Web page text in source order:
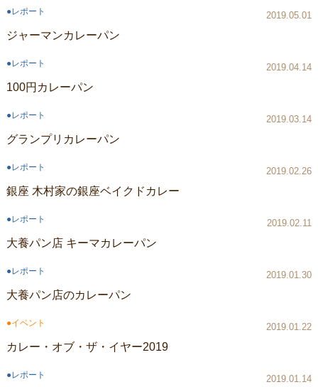
レポート 2019.05.01
ジャーマンカレーパン
レポート 2019.04.14
100円カレーパン
レポート 2019.03.14
グランプリカレーパン
レポート 2019.02.26
銀座 木村家の銀座ベイクドカレー
レポート 2019.02.11
大養パン店 キーマカレーパン
レポート 2019.01.30
大養パン店のカレーパン
イベント 2019.01.22
カレー・オブ・ザ・イヤー2019
レポート 2019.01.14